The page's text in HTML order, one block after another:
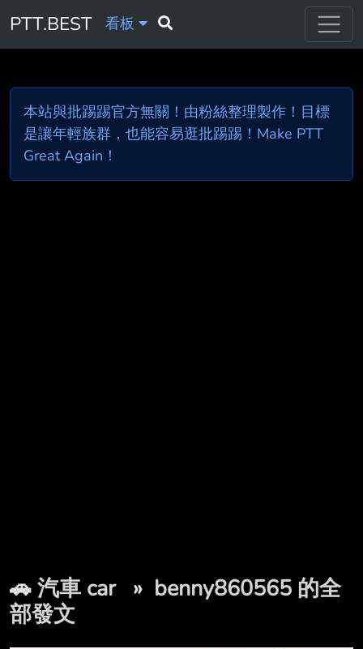
PTT.BEST 看板
本站與批踢踢官方無關！由粉絲整理製作！目標
是讓年輕族群，也能容易逛批踢踢！Make PTT
Great Again！
🚗汽車 car » benny860565 的全
部發文